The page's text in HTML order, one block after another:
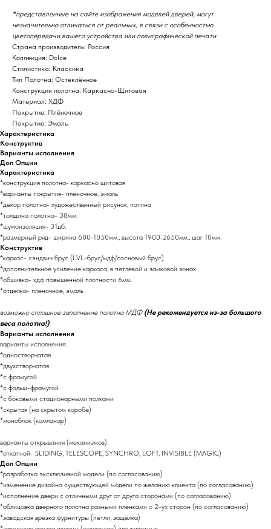
*представленные на сайте изображения моделей дверей, могут
незначительно отличаться от реальных, в связи с особенностью
цветопередачи вашего устройства или полиграфической печати
Страна производитель: Россия
Коллекция: Dolce
Стилистика: Классика
Тип Полотна: Остеклённое
Конструкция полотна: Каркасно-Щитовая
Материал: ХДФ
Покрытие: Плёночное
Покрытие: Эмаль
Характеристика
Конструктив
Варианты исполнения
Доп Опции
Характеристика
*конструкция полотна- каркасно щитовая
*варианты покрытия- плёночное, эмаль
*декор полотна- художественный рисунок, патина
*толщина полотна- 38мм.
*шумоизоляция- 31дб.
*размерный ряд- ширина 600-1050мм., высота 1900-2650мм., шаг 10мм.
Конструктив
*каркас- сэндвич брус (LVL-брус/мдф/сосновый брус)
*дополнительное усиление каркаса, в петлёвой и замковой зонах
*обшивка- хдф повышенной плотности 6мм.
*отделка- плёночное, эмаль
возможно сплошное заполнение полотна МДФ (Не рекомендуется из-за большого
веса полотна!)
Варианты исполнения
варианты исполнения:
*одностворчатая
*двухстворчатая
*с фрамугой
*с фальш-фрамугой
*с боковыми стационарными полками
*скрытая (на скрытом коробе)
*моноблок (комланар)
варианты открывания (механизмов):
*откатной- SLIDING, TELESCOPE, SYNCHRO, LOFT, INVISIBLE (MAGIC)
Доп Опции
*разработка эксклюзивной модели (по согласованию)
*изменение дизайна существующей модели по желанию клиента (по согласованию)
*исполнение двери с отличными друг от друга сторонами (по согласованию)
*облицовка дверного полотна разными плёнками с 2-ух сторон (по согласованию)
*заводская врезка фурнитуры (петли, защёлка)